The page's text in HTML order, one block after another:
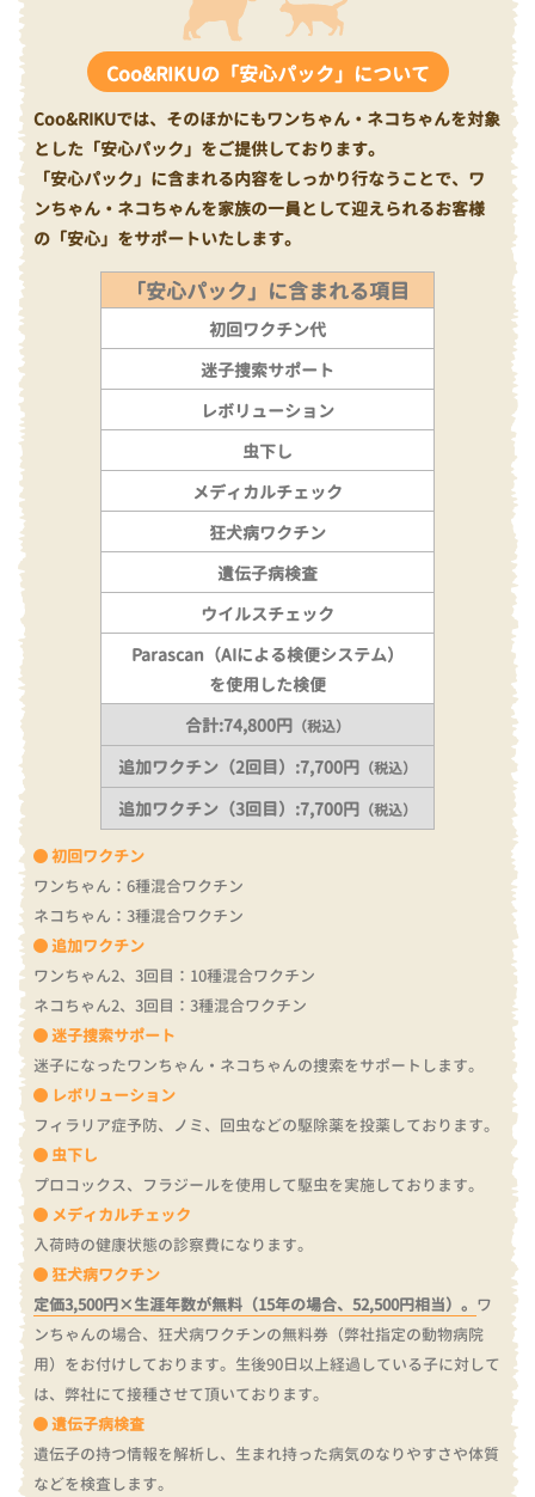
Coo&RIKUの「安心パック」について
Coo&RIKUでは、そのほかにもワンちゃん・ネコちゃんを対象
とした「安心パック」をご提供しております。
「安心パック」に含まれる内容をしっかり行なうことで、ワ
ンちゃん・ネコちゃんを家族の一員として迎えられるお客様
の「安心」をサポートいたします。
初回ワクチン
ワンちゃん：6種混合ワクチン
ネコちゃん：3種混合ワクチン
追加ワクチン
ワンちゃん2、3回目：10種混合ワクチン
ネコちゃん2、3回目：3種混合ワクチン
迷子捜索サポート
迷子になったワンちゃん・ネコちゃんの捜索をサポートします。
レボリューション
フィラリア症予防、ノミ、回虫などの駆除薬を投薬しております。
虫下し
プロコックス、フラジールを使用して駆虫を実施しております。
メディカルチェック
入荷時の健康状態の診察費になります。
狂犬病ワクチン
定価3,500円×生涯年数が無料（15年の場合、52,500円相当）。 ワ
ンちゃんの場合、狂犬病ワクチンの無料券（弊社指定の動物病院
用）をお付けしております。 生後90日以上経過している子に対して
は、弊社にて接種させて頂いております。
遺伝子病検査
遺伝子の持つ情報を解析し、生まれ持った病気のなりやすさや体質
などを検査します。
「安心パック」に含まれる項目
初回ワクチン代
迷子捜索サポート
レボリューション
虫下し
メディカルチェック
狂犬病ワクチン
遺伝子病検査
ウイルスチェック
Parascan（AIによる検便システム）
を使用した検便
合計:74,800円 （税込）
追加ワクチン（2回目）:7,700円 （税込）
追加ワクチン（3回目）:7,700円 （税込）